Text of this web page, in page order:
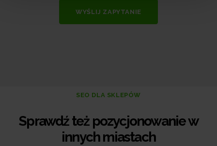
WYŚLIJ ZAPYTANIE
SEO DLA SKLEPÓW
Sprawdź też pozycjonowanie w
innych miastach